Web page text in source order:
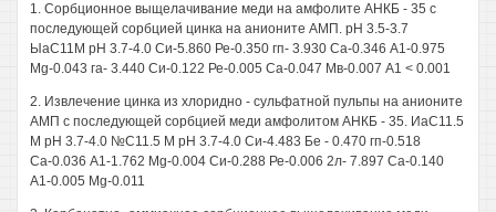
1. Сорбционное выщелачивание меди на амфолите АНКБ - 35 с
последующей сорбцией цинка на анионите АМП. рН 3.5-3.7
ЫаС11М рН 3.7-4.0 Си-5.860 Ре-0.350 гп- 3.930 Са-0.346 А1-0.975
Mg-0.043 га- 3.440 Си-0.122 Ре-0.005 Са-0.047 Мв-0.007 А1 < 0.001
2. Извлечение цинка из хлоридно - сульфатной пульпы на анионите
АМП с последующей сорбцией меди амфолитом АНКБ - 35. ИаС11.5
М рН 3.7-4.0 №С11.5 М рН 3.7-4.0 Си-4.483 Бе - 0.470 гп-0.518
Са-0.036 А1-1.762 Mg-0.004 Си-0.288 Ре-0.006 2л- 7.897 Са-0.140
А1-0.005 Mg-0.011